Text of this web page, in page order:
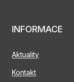
INFORMACE
Aktuality
Kontakt